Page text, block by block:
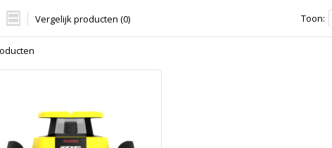
Vergelijk producten (0) Toon: